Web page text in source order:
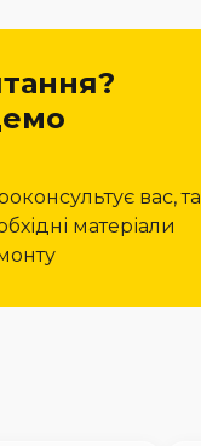
вас, та
матеріали